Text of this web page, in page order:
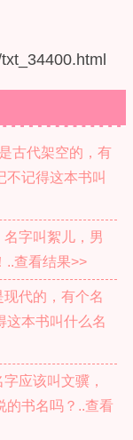
古代架空的，有
不记得这本书叫
字叫絮儿，男
..查看结果>>
代的，有个名
这本书叫什么名
应该叫文骥，
的书名吗？..查看